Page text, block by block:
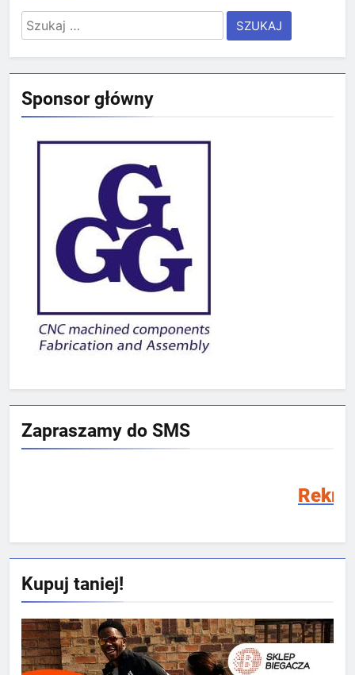
Szukaj:
Sponsor główny
Zapraszamy do SMS
Rekrutacja SMS
Kupuj taniej!